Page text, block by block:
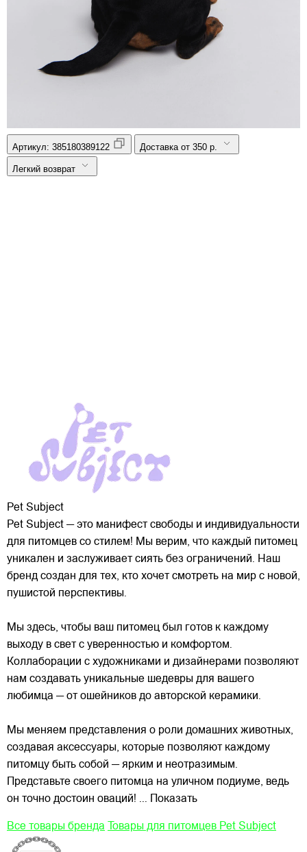
Артикул: 385180389122 Доставка от 350 р.
Легкий возврат
Pet Subject
Pet Subject — это манифест свободы и индивидуальности
для питомцев со стилем! Мы верим, что каждый питомец
уникален и заслуживает сиять без ограничений. Наш
бренд создан для тех, кто хочет смотреть на мир с новой,
пушистой перспективы.
Мы здесь, чтобы ваш питомец был готов к каждому
выходу в свет с уверенностью и комфортом.
Коллаборации с художниками и дизайнерами позволяют
нам создавать уникальные шедевры для вашего
любимца — от ошейников до авторской керамики.
Мы меняем представления о роли домашних животных,
создавая аксессуары, которые позволяют каждому
питомцу быть собой — ярким и неотразимым.
Представьте своего питомца на уличном подиуме, ведь
он точно достоин оваций! ... Показать
Все товары бренда Товары для питомцев Pet Subject